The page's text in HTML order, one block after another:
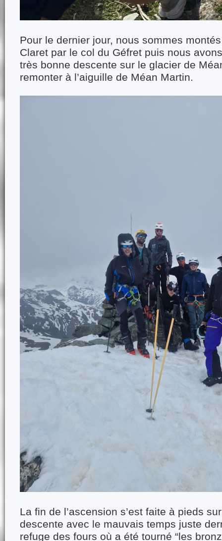
Pour le dernier jour, nous sommes
Claret par le col du Géfret puis nous
très bonne descente sur le glacier de
remonter à l’aiguille de Méan Martin.
La fin de l’ascension s’est faite à pieds
descente avec le mauvais temps juste
refuge des fours où a été tourné “les